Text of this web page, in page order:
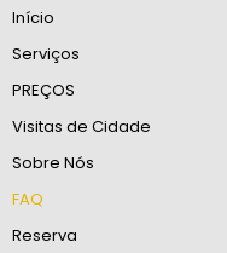
Início
Serviços
PREÇOS
Visitas de Cidade
Sobre Nós
FAQ
Reserva